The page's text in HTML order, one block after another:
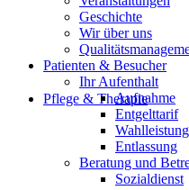
Pflege & Therapie
Geschichte
Wir über uns
Patienten & Besucher
Ihr Aufenthalt
Aufnahme
Entgelttarif
Entlassung
Beratung und
Sozialdienst